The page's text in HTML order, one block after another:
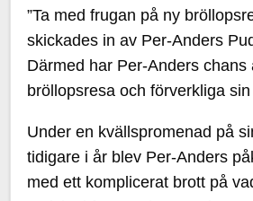
”Ta med frugan på ny
skickades in av Per-Anders
Därmed har Per-Anders chans
bröllopsresa och förverkliga
Under en kvällspromenad på
tidigare i år blev Per-Anders
med ett komplicerat brott på